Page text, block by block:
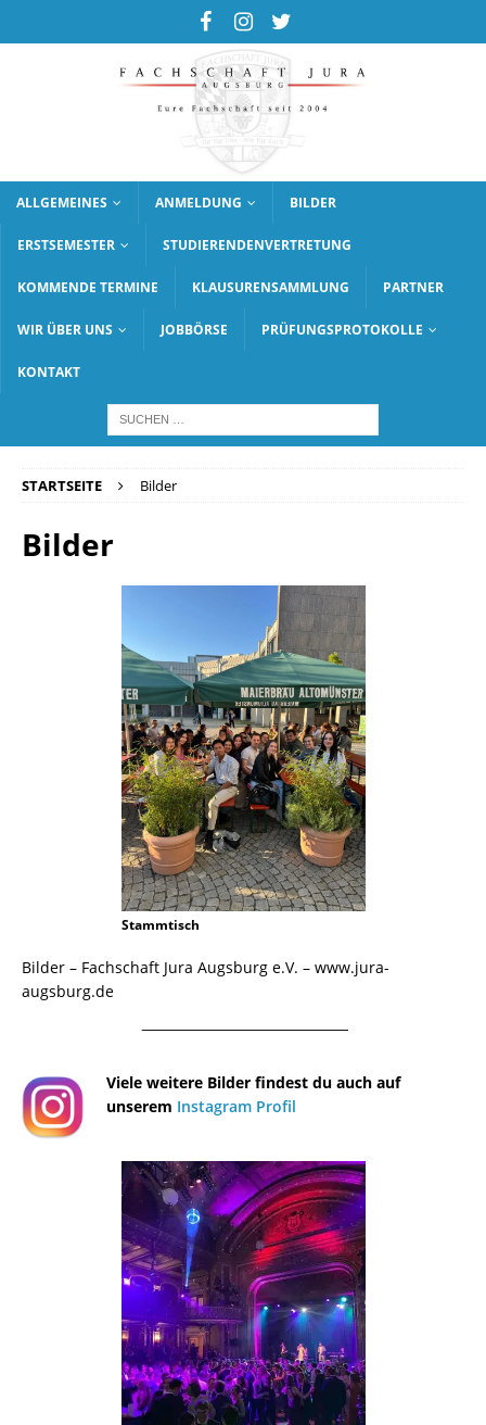
ALLGEMEINES ANMELDUNG BILDER
ERSTSEMESTER STUDIERENDENVERTRETUNG
KOMMENDE TERMINE KLAUSURENSAMMLUNG PARTNER
WIR ÜBER UNS JOBBÖRSE PRÜFUNGSPROTOKOLLE
KONTAKT
STARTSEITE Bilder
Bilder
Stammtisch
Bilder – Fachschaft Jura Augsburg e.V. – www.jura-
augsburg.de
¯¯¯¯¯¯¯¯¯¯¯¯¯¯¯¯¯¯¯¯¯¯¯¯¯¯¯¯¯¯¯¯¯¯¯¯¯¯
Viele weitere Bilder findest du auch auf
unserem Instagram Profil